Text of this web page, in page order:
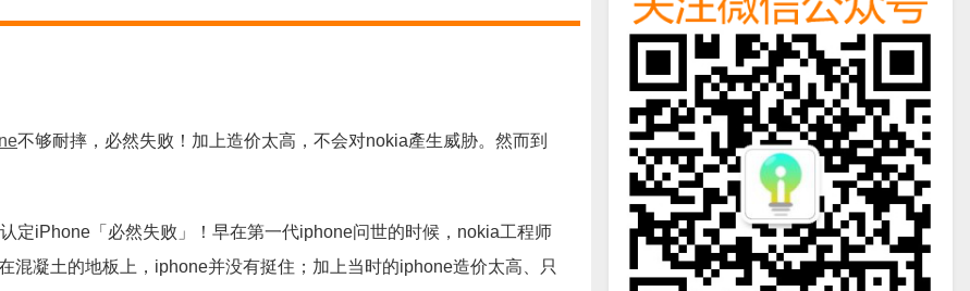
不够耐摔，必然失败！加上造价太高，不会对nokia產生威胁。然而到
定iPhone「必然失败」！早在第一代iphone问世的时候，nokia工程师
混凝土的地板上，iphone并没有挺住；加上当时的iphone造价太高、只